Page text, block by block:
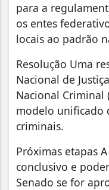
para a
os entes
locais ao padrão
Resolução Uma
Nacional de
Nacional Criminal
modelo unificado
criminais.
Próximas etapas
conclusivo e
Senado se for